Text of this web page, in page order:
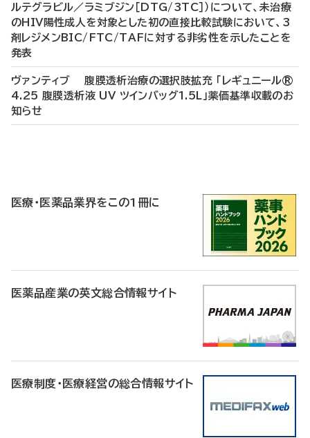
ルテグラビル／ラミブジン［DTG/3TC］）について、未治療
のHIV陽性成人を対象とした初の直接比較試験において、3
剤レジメンBIC/FTC/TAFに対する非劣性を示したことを
発表
ヴァンティブ 腹膜透析治療の選択肢拡充 「レギュニール®
4.25 腹膜透析液 UV ツインバッグ1.5L」薬価基準収載のお
知らせ
医療・医薬品業界をこの1冊に
医薬品産業の英文総合情報サイト
医療制度・医療経営の総合情報サイト